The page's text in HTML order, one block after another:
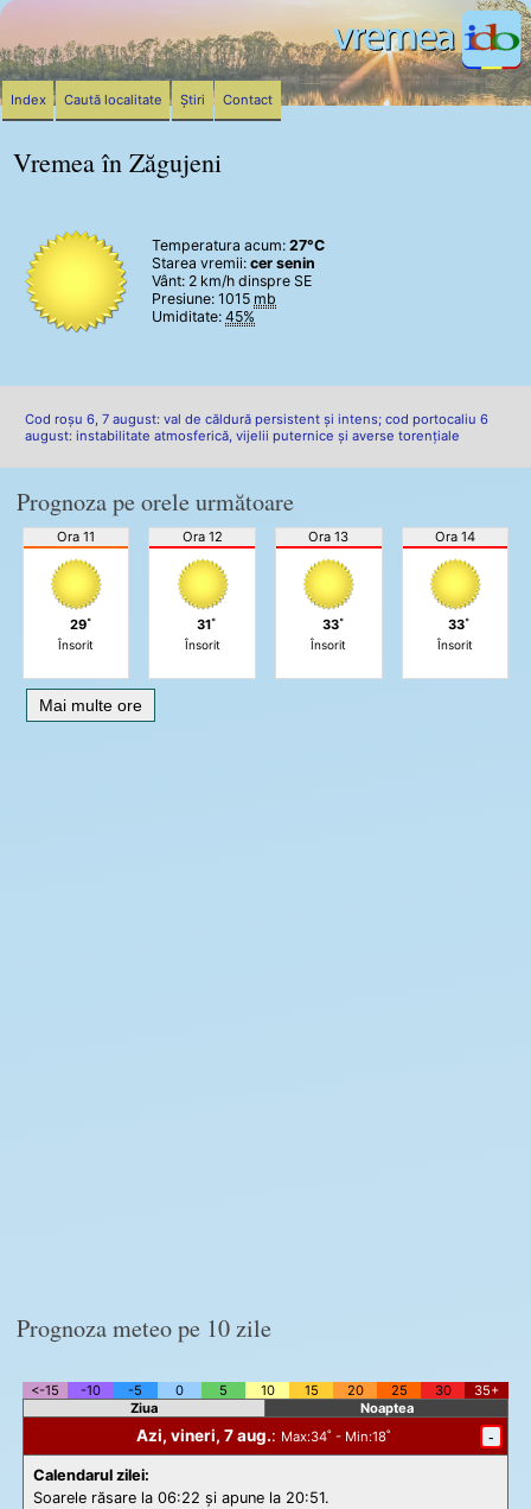
Vremea în Zăgujeni
Temperatura acum: 27°C
Starea vremii: cer senin
Vânt: 2 km/h dinspre SE
Presiune: 1015 mb
Umiditate: 45%
Cod roșu 6, 7 august: val de căldură persistent și intens; cod portocaliu 6
august: instabilitate atmosferică, vijelii puternice și averse torențiale
Prognoza pe orele următoare
Ora 11
29˚
Însorit
Ora 12
31˚
Însorit
Ora 13
33˚
Însorit
Ora 14
33˚
Însorit
Mai multe ore
Prognoza meteo pe 10 zile
<-15 -10 -5 0 5 10 15 20 25 30
35+
Ziua
Noaptea
Azi, vineri, 7 aug.: Max:34˚ - Min:18˚ -
Calendarul zilei:
Soarele răsare la 06:22 și apune la 20:51.
Index Caută localitate Știri Contact